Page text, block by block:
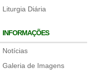
Liturgia Diária
INFORMAÇÕES
Notícias
Galeria de Imagens